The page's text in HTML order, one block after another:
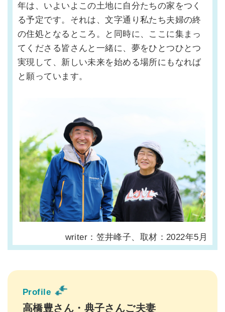
年は、いよいよこの土地に自分たちの家をつく
る予定です。それは、文字通り私たち夫婦の終
の住処となるところ。と同時に、ここに集まっ
てくださる皆さんと一緒に、夢をひとつひとつ
実現して、新しい未来を始める場所にもなれば
と願っています。
writer：笠井峰子、取材：2022年5月
Profile
高橋豊さん・典子さんご夫妻